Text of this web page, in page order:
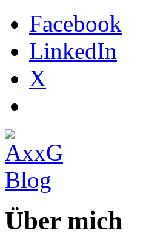
Facebook
LinkedIn
X
Über mich